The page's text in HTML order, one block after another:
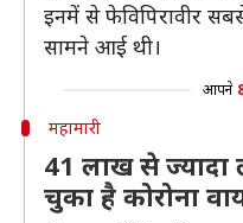
इनमें से फेविपिरावीर
सामने आई थी।
आपने
महामारी
41 लाख से ज्यादा
चुका है कोरोना